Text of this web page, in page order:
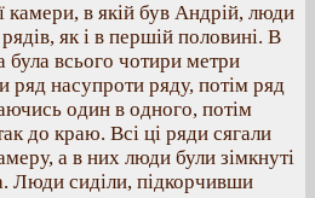
камери, в якій був Андрій, люди
як і в першій половині. В
була всього чотири метри
насупроти ряду, потім ряд
один в одного, потім
до краю. Всі ці ряди сягали
а в них люди були зімкнуті
Люди сиділи, підкорчивши